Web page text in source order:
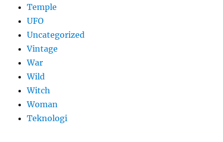
Temple
UFO
Uncategorized
Vintage
War
Wild
Witch
Woman
​Teknologi